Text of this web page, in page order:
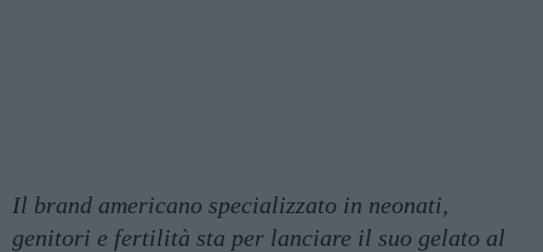
Il brand americano specializzato in neonati,
genitori e fertilità sta per lanciare il suo gelato al